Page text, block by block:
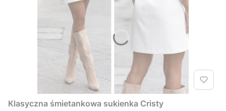
Klasyczna śmietankowa sukienka Cristy